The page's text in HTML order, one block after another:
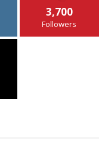
3,700
Followers